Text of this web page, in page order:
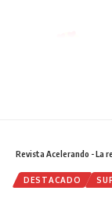
Revista Acelerando - La
DESTACADO